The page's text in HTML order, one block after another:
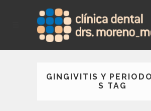
GINGIVITIS Y
S TAG